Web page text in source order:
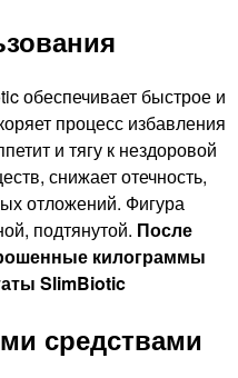
обеспечивает быстрое и
процесс избавления
и тягу к нездоровой
снижает отечность,
отложений. Фигура
подтянутой. После
килограммы
средствами